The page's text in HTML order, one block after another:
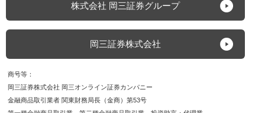
株式会社 岡三証券グループ
岡三証券株式会社
商号等
岡三証券株式会社 岡三オンライン証券カンパニー
金融商品取引業者 関東財務局長（金商）第53号